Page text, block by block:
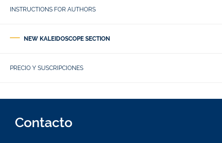
INSTRUCTIONS FOR AUTHORS
NEW KALEIDOSCOPE SECTION
PRECIO Y SUSCRIPCIONES
Contacto